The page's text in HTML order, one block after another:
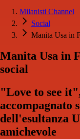
Milanisti Channel
Social
Manita Usa in
Manita Usa in
social
"Love to see
accompagnato
dell'esultanza
amichevole